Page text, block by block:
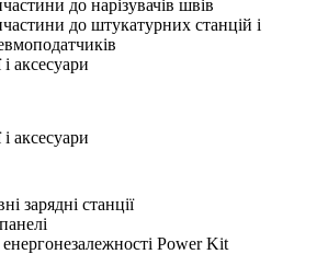
до нарізувачів швів
до штукатурних станцій і
і аксесуари
і аксесуари
зарядні станції
Power Kit